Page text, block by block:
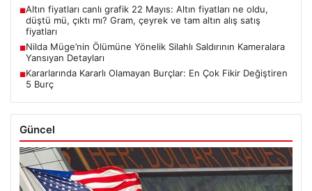
■Altın fiyatları canlı grafik 22 Mayıs: Altın fiyatları ne oldu,
düştü mü, çıktı mı? Gram, çeyrek ve tam altın alış satış
fiyatları
■Nilda Müge’nin Ölümüne Yönelik Silahlı Saldırının Kameralara
Yansıyan Detayları
■Kararlarında Kararlı Olamayan Burçlar: En Çok Fikir Değiştiren
5 Burç
Güncel